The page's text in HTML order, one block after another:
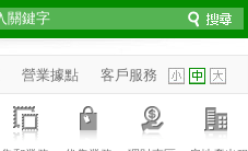
營業據點 客戶服務